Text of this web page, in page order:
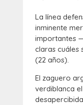
La línea
inminente
importantes
claras cuáles
(22 años).
El zaguero
verdiblanca